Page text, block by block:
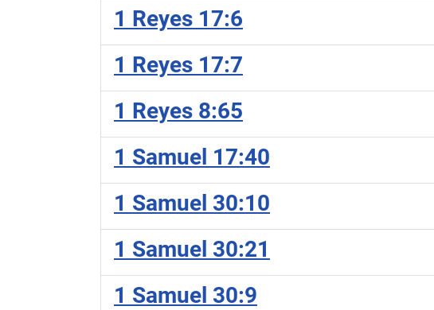
1 Reyes 17:6
1 Reyes 17:7
1 Reyes 8:65
1 Samuel 17:40
1 Samuel 30:10
1 Samuel 30:21
1 Samuel 30:9